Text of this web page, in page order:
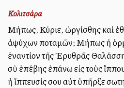
Κολιτσάρα
Μήπως, Κύριε, ὠργίσθης καὶ
ἀψύχων ποταμῶν; Μήπως ἡ
ἐναντίον τῆς Ἐρυθρᾶς
σὺ ἐπέβης ἐπάνω εἰς τοὺς
ἡ ἵππευσίς σου αὐτὴ ὑπῆρξε